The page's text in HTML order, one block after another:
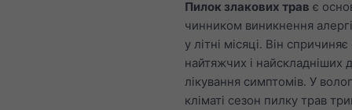
Пилок злакових трав є
чинником виникнення
у літні місяці. Він спричиняє
найтяжчих і найскладніших
лікування симптомів. У
кліматі сезон пилку трав